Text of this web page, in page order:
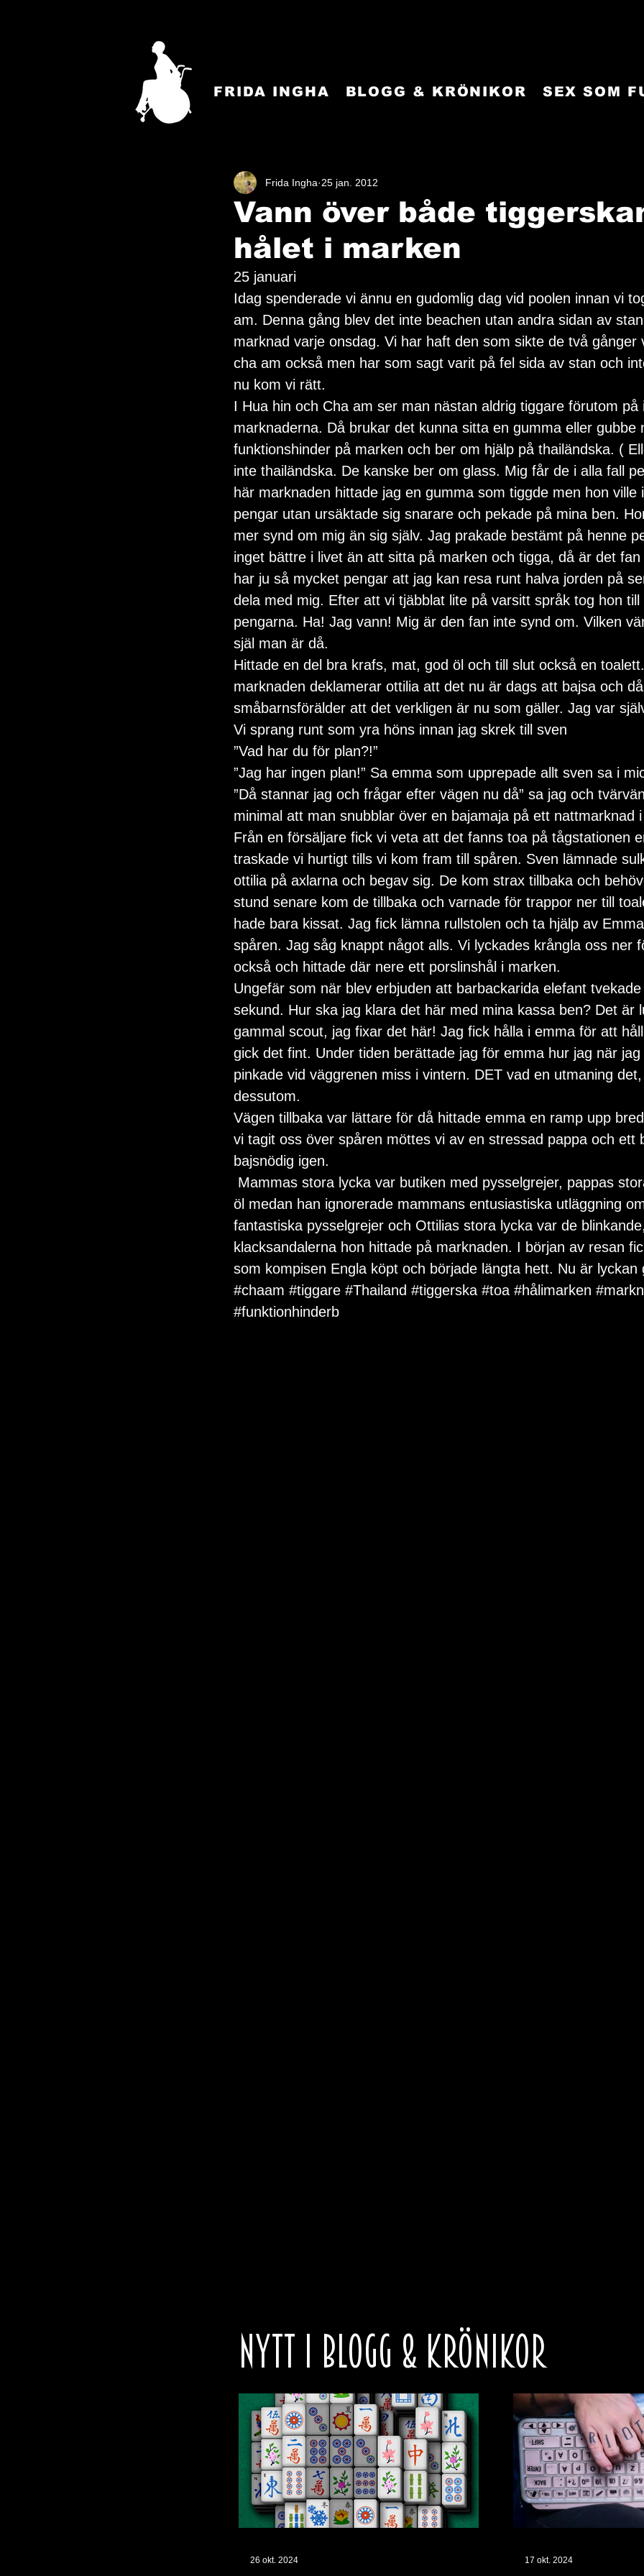
FRIDA INGHA BLOGG & KRÖNIKOR SEX SOM
Vann över både
hålet i marken
Frida Ingha 25 jan. 2012
25 januari
Idag spenderade vi ännu en gudomlig dag vid poolen innan vi
am. Denna gång blev det inte beachen utan andra sidan av
marknad varje onsdag. Vi har haft den som sikte de två
cha am också men har som sagt varit på fel sida av stan och
nu kom vi rätt.
I Hua hin och Cha am ser man nästan aldrig tiggare förutom
marknaderna. Då brukar det kunna sitta en gumma eller
funktionshinder på marken och ber om hjälp på thailändska. (
inte thailändska. De kanske ber om glass. Mig får de i alla fall
här marknaden hittade jag en gumma som tiggde men hon
pengar utan ursäktade sig snarare och pekade på mina ben.
mer synd om mig än sig själv. Jag prakade bestämt på henne
inget bättre i livet än att sitta på marken och tigga, då är det
har ju så mycket pengar att jag kan resa runt halva jorden på
dela med mig. Efter att vi tjäbblat lite på varsitt språk tog hon
pengarna. Ha! Jag vann! Mig är den fan inte synd om. Vilken
själ man är då.
Hittade en del bra krafs, mat, god öl och till slut också en
marknaden deklamerar ottilia att det nu är dags att bajsa och
småbarnsförälder att det verkligen är nu som gäller. Jag var
Vi sprang runt som yra höns innan jag skrek till sven
”Vad har du för plan?!”
”Jag har ingen plan!” Sa emma som upprepade allt sven sa i
”Då stannar jag och frågar efter vägen nu då” sa jag och
minimal att man snubblar över en bajamaja på ett nattmarknad
Från en försäljare fick vi veta att det fanns toa på tågstationen
traskade vi hurtigt tills vi kom fram till spåren. Sven lämnade
ottilia på axlarna och begav sig. De kom strax tillbaka och
stund senare kom de tillbaka och varnade för trappor ner till
hade bara kissat. Jag fick lämna rullstolen och ta hjälp av
spåren. Jag såg knappt något alls. Vi lyckades krångla oss ner
också och hittade där nere ett porslinshål i marken.
Ungefär som när blev erbjuden att barbackarida elefant
sekund. Hur ska jag klara det här med mina kassa ben? Det är
gammal scout, jag fixar det här! Jag fick hålla i emma för att
gick det fint. Under tiden berättade jag för emma hur jag när
pinkade vid väggrenen miss i vintern. DET vad en utmaning
dessutom.
Vägen tillbaka var lättare för då hittade emma en ramp upp
vi tagit oss över spåren möttes vi av en stressad pappa och ett
bajsnödig igen.
Mammas stora lycka var butiken med pysselgrejer, pappas
öl medan han ignorerade mammans entusiastiska utläggning
fantastiska pysselgrejer och Ottilias stora lycka var de
klacksandalerna hon hittade på marknaden. I början av resan
som kompisen Engla köpt och började längta hett. Nu är lyckan
#chaam #tiggare #Thailand #tiggerska #toa #hålimarken
#funktionhinderb
NYTT I BLOGG & KRÖNIKOR
26 okt. 2024 17 okt. 2024